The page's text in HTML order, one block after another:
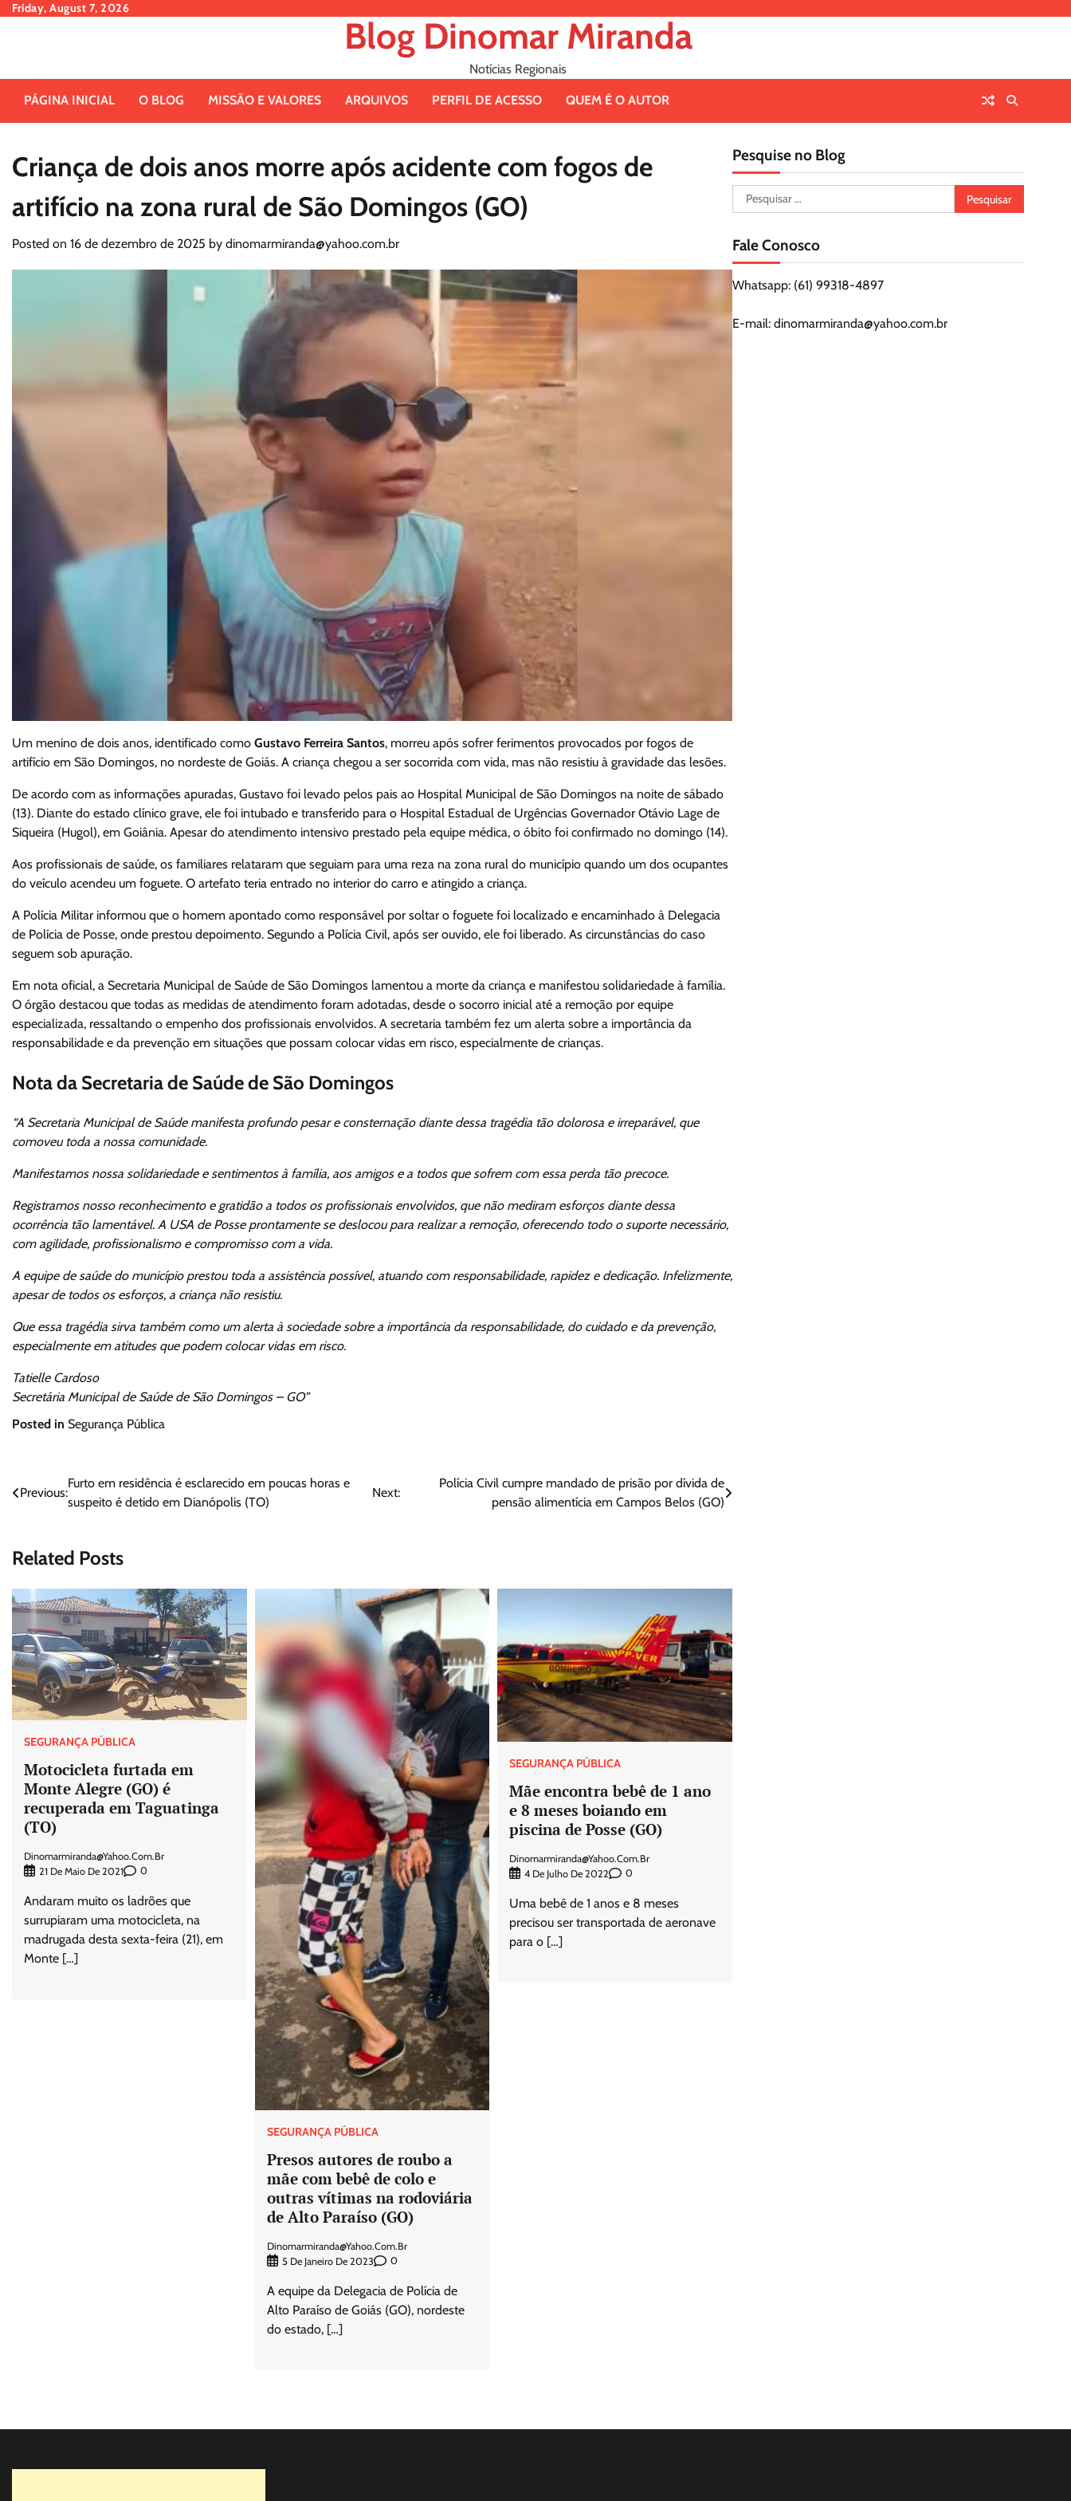
SkipFriday, August 7, 2026
Blog Dinomar Miranda
Notícias Regionais
PÁGINA INICIAL O BLOG MISSÃO E VALORES ARQUIVOS PERFIL DE ACESSO QUEM É O AUTOR
Criança de dois anos morre após acidente com fogos de
artifício na zona rural de São Domingos (GO)
Posted on 16 de dezembro de 2025 by dinomarmiranda@yahoo.com.br
Um menino de dois anos, identificado como Gustavo Ferreira Santos, morreu após sofrer ferimentos provocados por fogos de
artifício em São Domingos, no nordeste de Goiás. A criança chegou a ser socorrida com vida, mas não resistiu à gravidade das lesões.
De acordo com as informações apuradas, Gustavo foi levado pelos pais ao Hospital Municipal de São Domingos na noite de sábado
(13). Diante do estado clínico grave, ele foi intubado e transferido para o Hospital Estadual de Urgências Governador Otávio Lage de
Siqueira (Hugol), em Goiânia. Apesar do atendimento intensivo prestado pela equipe médica, o óbito foi confirmado no domingo (14).
Aos profissionais de saúde, os familiares relataram que seguiam para uma reza na zona rural do município quando um dos ocupantes
do veículo acendeu um foguete. O artefato teria entrado no interior do carro e atingido a criança.
A Polícia Militar informou que o homem apontado como responsável por soltar o foguete foi localizado e encaminhado à Delegacia
de Polícia de Posse, onde prestou depoimento. Segundo a Polícia Civil, após ser ouvido, ele foi liberado. As circunstâncias do caso
seguem sob apuração.
Em nota oficial, a Secretaria Municipal de Saúde de São Domingos lamentou a morte da criança e manifestou solidariedade à família.
O órgão destacou que todas as medidas de atendimento foram adotadas, desde o socorro inicial até a remoção por equipe
especializada, ressaltando o empenho dos profissionais envolvidos. A secretaria também fez um alerta sobre a importância da
responsabilidade e da prevenção em situações que possam colocar vidas em risco, especialmente de crianças.
Nota da Secretaria de Saúde de São Domingos
“A Secretaria Municipal de Saúde manifesta profundo pesar e consternação diante dessa tragédia tão dolorosa e irreparável, que
comoveu toda a nossa comunidade.
Manifestamos nossa solidariedade e sentimentos à família, aos amigos e a todos que sofrem com essa perda tão precoce.
Registramos nosso reconhecimento e gratidão a todos os profissionais envolvidos, que não mediram esforços diante dessa
ocorrência tão lamentável. A USA de Posse prontamente se deslocou para realizar a remoção, oferecendo todo o suporte necessário,
com agilidade, profissionalismo e compromisso com a vida.
A equipe de saúde do município prestou toda a assistência possível, atuando com responsabilidade, rapidez e dedicação. Infelizmente,
apesar de todos os esforços, a criança não resistiu.
Que essa tragédia sirva também como um alerta à sociedade sobre a importância da responsabilidade, do cuidado e da prevenção,
especialmente em atitudes que podem colocar vidas em risco.
Tatielle Cardoso
Secretária Municipal de Saúde de São Domingos – GO”
Posted in Segurança Pública
Navegação
Previous:
Furto em residência é esclarecido em poucas horas e
suspeito é detido em Dianópolis (TO)
Next:
Polícia Civil cumpre mandado de prisão por dívida de
pensão alimentícia em Campos Belos (GO)
Related Posts
SEGURANÇA PÚBLICA
Motocicleta furtada em
Monte Alegre (GO) é
recuperada em Taguatinga
(TO)
Dinomarmiranda@yahoo.com.br
21 De Maio De 2021
0
Andaram muito os ladrões que
surrupiaram uma motocicleta, na
madrugada desta sexta-feira (21), em
Monte […]
SEGURANÇA PÚBLICA
Presos autores de roubo a
mãe com bebê de colo e
outras vítimas na rodoviária
de Alto Paraíso (GO)
Dinomarmiranda@yahoo.com.br
5 De Janeiro De 2023
0
A equipe da Delegacia de Polícia de
Alto Paraíso de Goiás (GO), nordeste
do estado, […]
SEGURANÇA PÚBLICA
Mãe encontra bebê de 1 ano
e 8 meses boiando em
piscina de Posse (GO)
Dinomarmiranda@yahoo.com.br
4 De Julho De 2022
0
Uma bebê de 1 anos e 8 meses
precisou ser transportada de aeronave
para o […]
Pesquise no Blog
Pesquisar
por:
Fale Conosco
Whatsapp: (61) 99318-4897
E-mail: dinomarmiranda@yahoo.com.br